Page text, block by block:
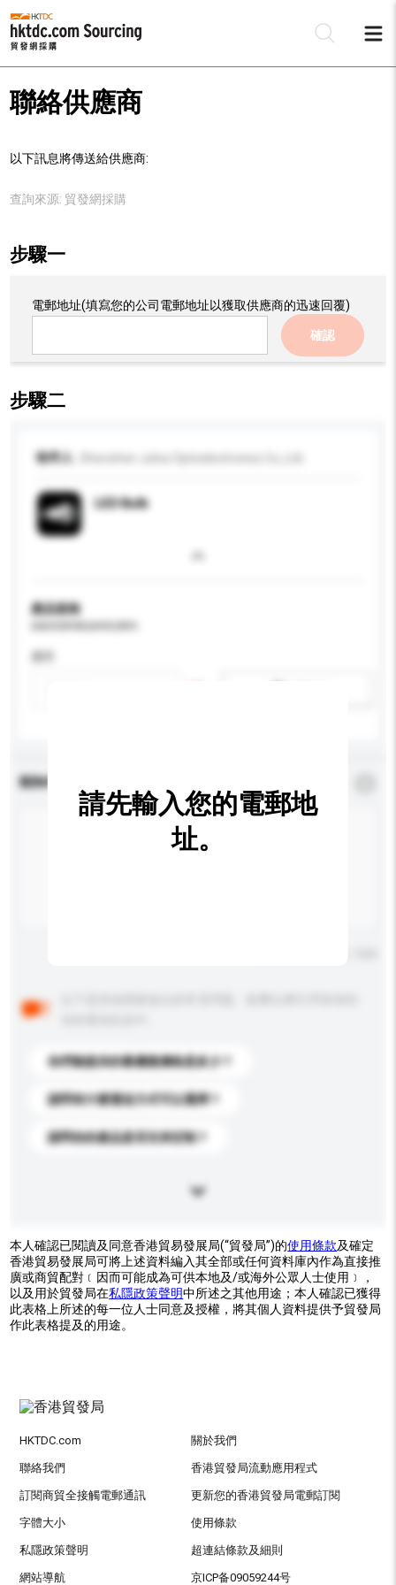
聯絡供應商
以下訊息將傳送給供應商:
查詢來源: 貿發網採購
步驟一
電郵地址(填寫您的公司電郵地址以獲取供應商的迅速回覆)
確認
步驟二
收件人
LED Bulb
產品規格
查詢內容
你們能提供的最優惠價格是多少？
請問有什麼運送方式可以選擇？
請問你的產品是否支持定制？
請先輸入您的電郵地
址。
本人確認已閱讀及同意香港貿易發展局(“貿發局”)的使用條款及確定
香港貿易發展局可將上述資料編入其全部或任何資料庫內作為直接推
廣或商貿配對﹝因而可能成為可供本地及/或海外公眾人士使用﹞，
以及用於貿發局在私隱政策聲明中所述之其他用途；本人確認已獲得
此表格上所述的每一位人士同意及授權，將其個人資料提供予貿發局
作此表格提及的用途。
HKTDC.com 關於我們
聯絡我們 香港貿發局流動應用程式
訂閱商貿全接觸電郵通訊 更新您的香港貿發局電郵訂閱
字體大小 使用條款
私隱政策聲明 超連結條款及細則
網站導航 京ICP备09059244号